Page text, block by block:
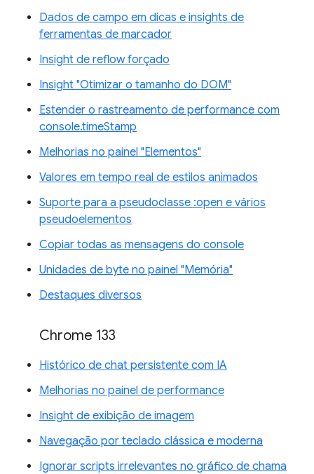
Dados de campo em dicas e insights de
ferramentas de marcador
Insight de reflow forçado
Insight "Otimizar o tamanho do DOM"
Estender o rastreamento de performance com
console.timeStamp
Melhorias no painel "Elementos"
Valores em tempo real de estilos animados
Suporte para a pseudoclasse :open e vários
pseudoelementos
Copiar todas as mensagens do console
Unidades de byte no painel "Memória"
Destaques diversos
Chrome 133
Histórico de chat persistente com IA
Melhorias no painel de performance
Insight de exibição de imagem
Navegação por teclado clássica e moderna
Ignorar scripts irrelevantes no gráfico de chama